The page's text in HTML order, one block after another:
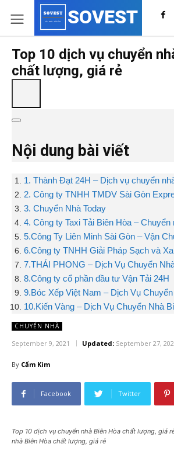
SOVEST
Top 10 dịch vụ chuyển
chất lượng, giá rẻ
Nội dung bài viết
1. Thành Đạt 24H – Dịch vụ chuyển
2. Công ty TNHH TMDV Sài Gòn
3. Chuyển Nhà Today
4. Công ty Taxi Tải Biên Hòa – Chuyển
5.Công Ty Liên Minh Sài Gòn – Vận
6.Công ty TNHH Giải Pháp Sạch và
7.THÁI PHONG – Dịch Vụ Chuyển
8.Công ty cổ phần đầu tư Vận Tải 24H
9.Bóc Xếp Việt Nam – Dịch Vụ
10.Kiến Vàng – Dịch Vụ Chuyển Nhà
CHUYỂN NHÀ
September 9, 2021 Updated: September 27,
By Cẩm Kim
Facebook Twitter
Top 10 dịch vụ chuyển nhà Biên Hòa chất lượng, giá
nhà Biên Hòa chất lượng, giá rẻ